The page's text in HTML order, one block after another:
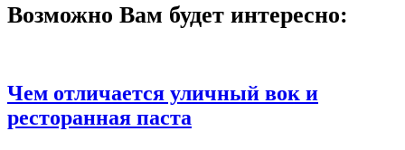
Возможно Вам будет интересно:
Чем отличается уличный вок и
ресторанная паста